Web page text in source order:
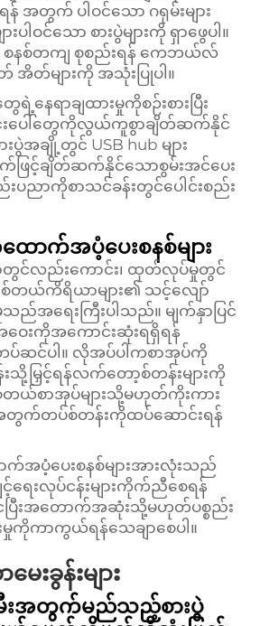
န် အတွက် ပါဝင်သော ဂရုမ်းများ
ါဝင်သော စားပွဲများကို ရှာဖွေပါ။
နစ်တကျ စုစည်းရန် ကေဘယ်လ်
အိတ်များကို အသုံးပြုပါ။
ရဲ့နေရာချထားမှုကိုစဉ်းစားပြီး
းပေါ်တွေကိုလွယ်ကူစွာချိတ်ဆက်နိုင်
းပွဲအချို့တွင် USB hub များ
ြင့်ချိတ်ဆက်နိုင်သောစွမ်းအင်ပေး
ည်းပညာကိုစာသင်ခန်းတွင်ပေါင်းစည်း
ောက်အပံ့ပေးစနစ်များ
တွင်လည်းကောင်း၊ ထုတ်လုပ်မှုတွင်
စ်တယ်ကိရိယာများ၏ သင့်လျော်
သည်အရေးကြီးပါသည်။ မျက်နှာပြင်
ေးကိုအကောင်းဆုံးရရှိရန်
တပ်ဆင်ပါ။ လိုအပ်ပါကစာအုပ်ကို
မြှင့်ရန်လက်တော့စ်တန်းများကို
စ်တယ်စာအုပ်များသို့မဟုတ်ကိုးကား
းအတွက်တပ်စ်တန်းကိုထပ်ဆောင်းရန်
အပံ့ပေးစနစ်များအားလုံးသည်
ရေးလုပ်ငန်းများကိုက်ညီစေရန်
ြီးအတောက်အဆုံးသို့မဟုတ်ပစ္စည်း
မှုကိုကာကွယ်ရန်သေချာစေပါ။
းခွန်းများ
းအတွက်မည်သည့်စားပွဲ